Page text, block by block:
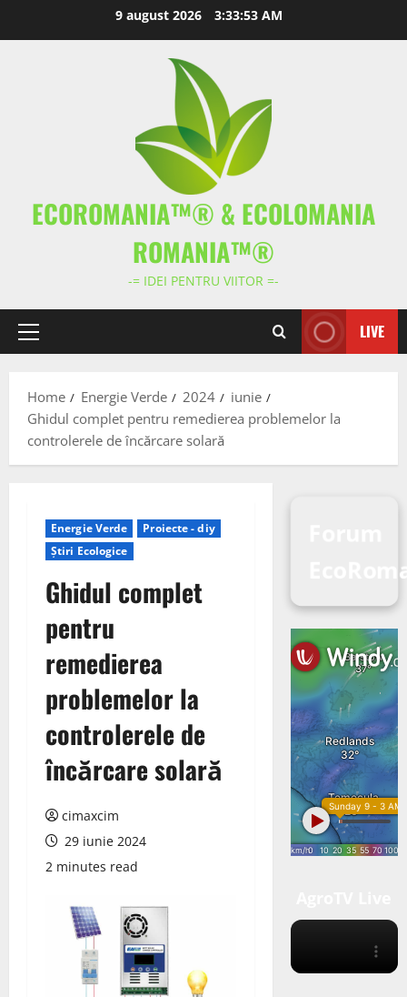
9 august 2026 3:33:54 AM
ECOROMANIA™® & ECOLOMANIA
ROMANIA™®
-= IDEI PENTRU VIITOR =-
Primary
LIVE
Home Energie Verde 2024
iunie
Ghidul complet pentru remedierea problemelor la
controlerele de încărcare solară
Energie Verde
Proiecte - diy
Știri Ecologice
Ghidul complet
pentru
remedierea
problemelor la
controlerele de
încărcare solară
cimaxcim
29 iunie 2024
2 minutes read